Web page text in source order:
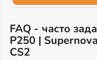
FAQ - часто
P250 |
CS2